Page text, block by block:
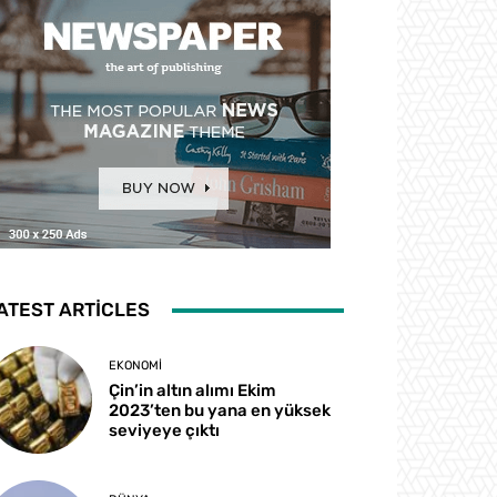
ARTICLES
EKONOMI
Çin’in altın alımı Ekim
2023’ten bu yana en yüksek
seviyeye çıktı